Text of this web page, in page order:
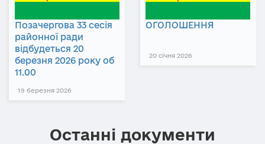
Позачергова 33 сесія
районної ради
відбудеться 20
березня 2026 року об
11.00
19 березня 2026
ОГОЛОШЕННЯ
20 січня 2026
Останні документи